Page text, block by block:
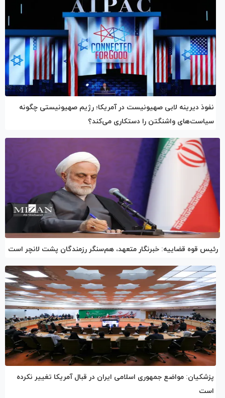
نفوذ دیرینه لابی صهیونیست در آمریکا؛ رژیم صهیونیستی چگونه
سیاست‌های واشنگتن را دستکاری می‌کند؟
رئیس قوه قضاییه: خبرنگار متعهد، هم‌سنگر رزمندگان پشت لانچر است
پزشکیان: مواضع جمهوری اسلامی ایران در قبال آمریکا تغییر نکرده
است